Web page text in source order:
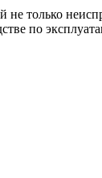
не только
по